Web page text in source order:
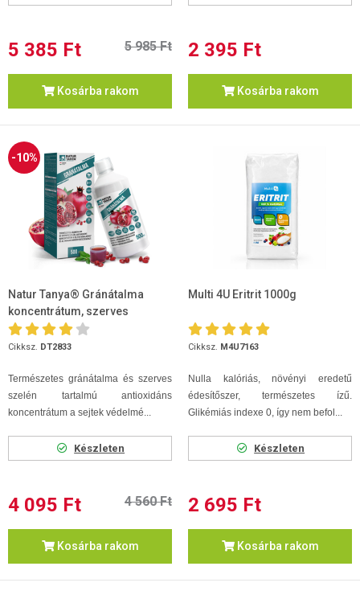
5 385 Ft 5 985 Ft
Kosárba rakom
2 395 Ft
Kosárba rakom
-10%
Natur Tanya® Gránátalma
koncentrátum, szerves
szelénnel 500ml
Cikksz. DT2833
Természetes gránátalma és szerves
szelén tartalmú antioxidáns
koncentrátum a sejtek védelmé...
Készleten
4 095 Ft 4 560 Ft
Kosárba rakom
Multi 4U Eritrit 1000g
Cikksz. M4U7163
Nulla kalóriás, növényi eredetű
édesítőszer, természetes ízű.
Glikémiás indexe 0, így nem befol...
Készleten
2 695 Ft
Kosárba rakom